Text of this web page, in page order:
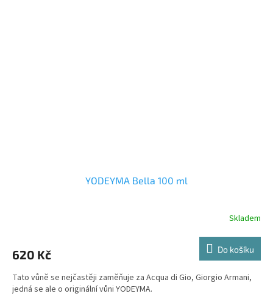
YODEYMA Bella 100 ml
Skladem
620 Kč Do košíku
Tato vůně se nejčastěji zaměňuje za Acqua di Gio, Giorgio Armani,
jedná se ale o originální vůni YODEYMA.